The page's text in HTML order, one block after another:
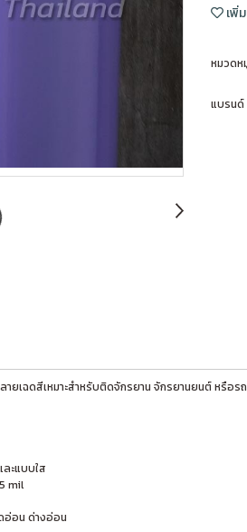
เพิ่
หมวดห
แบรนด์
ายเฉดสีเหมาะสำหรับติดจักรยาน จักรยานยนต์ หรื
ะแบบใส
mil
อ่อน ด่างอ่อน